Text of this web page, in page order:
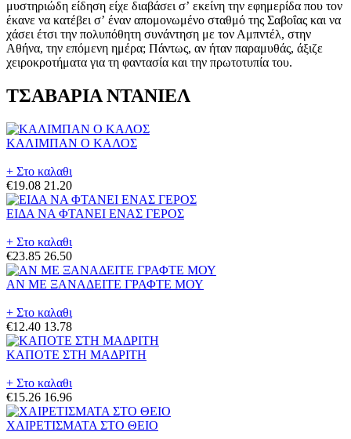
ΤΣΑΒΑΡΙΑ ΝΤΑΝΙΕΛ
ΚΑΛΙΜΠΑΝ Ο ΚΑΛΟΣ
+ Στο καλαθι
€19.08 21.20
ΕΙΔΑ ΝΑ ΦΤΑΝΕΙ ΕΝΑΣ ΓΕΡΟΣ
+ Στο καλαθι
€23.85 26.50
ΑΝ ΜΕ ΞΑΝΑΔΕΙΤΕ ΓΡΑΦΤΕ ΜΟΥ
+ Στο καλαθι
€12.40 13.78
ΚΑΠΟΤΕ ΣΤΗ ΜΑΔΡΙΤΗ
+ Στο καλαθι
€15.26 16.96
ΧΑΙΡΕΤΙΣΜΑΤΑ ΣΤΟ ΘΕΙΟ